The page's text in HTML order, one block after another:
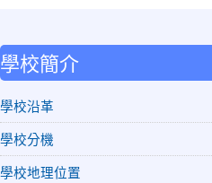
學校簡介
學校沿革
學校分機
學校地理位置